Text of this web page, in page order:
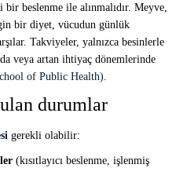
beslenme ile alınmalıdır. Meyve,
bir diyet, vücudun günlük
Takviyeler, yalnızca besinlerle
veya artan ihtiyaç dönemlerinde
of Public Health).
durumlar
gerekli olabilir:
(kısıtlayıcı beslenme, işlenmiş